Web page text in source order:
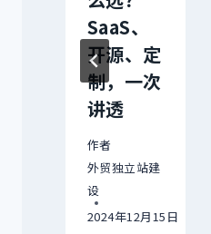
SaaS、
开源、定
制，一次
讲透
作者
外贸独立站建
设
2024年12月15日